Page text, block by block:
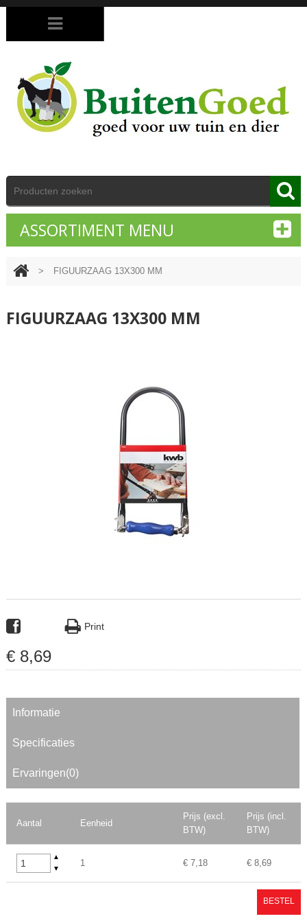
ASSORTIMENT MENU
> FIGUURZAAG 13X300 MM
Print
FIGUURZAAG 13X300 MM
€ 8,69
Informatie
Specificaties
Ervaringen(0)
Aantal Eenheid
Prijs (excl.
BTW)
Prijs (incl.
BTW)
▲
▼
1 € 7,18 € 8,69
BESTEL